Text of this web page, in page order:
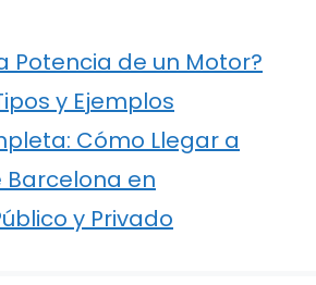
Potencia de un Motor?
y Ejemplos
Cómo Llegar a
Barcelona en
y Privado